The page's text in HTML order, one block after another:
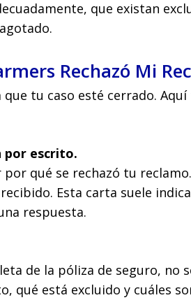
que existan
Rechazó Mi
que tu caso esté cerrado.
por escrito.
por qué se rechazó tu
Esta carta suele
respuesta.
de la póliza de seguro, no
qué está excluido y cuáles